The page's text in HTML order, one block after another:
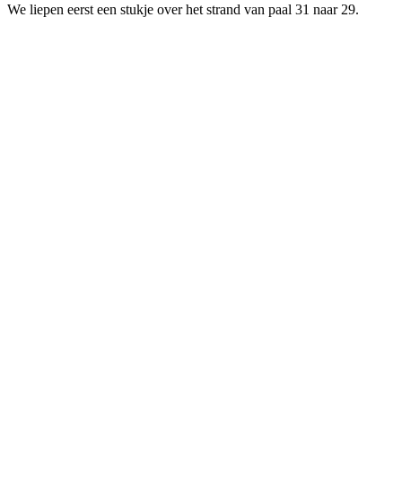
We liepen eerst een stukje over het strand van paal 31 naar 29.